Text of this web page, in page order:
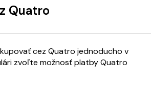
Quatro
cez Quatro jednoducho v
zvoľte možnosť platby Quatro